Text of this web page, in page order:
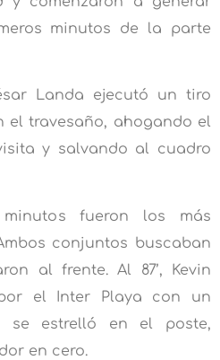
minutos de la parte
Landa ejecutó un tiro
el travesaño, ahogando el
y salvando al cuadro
fueron los más
conjuntos buscaban
al frente. Al 87’, Kevin
el Inter Playa con un
se estrelló en el poste,
en cero.